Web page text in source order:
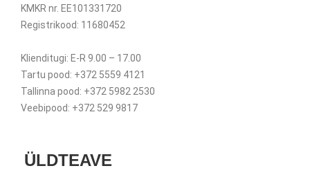
KMKR nr. EE101331720
Registrikood: 11680452
Klienditugi: E-R 9.00 – 17.00
Tartu pood: +372 5559 4121
Tallinna pood: +372 5982 2530
Veebipood: +372 529 9817
ÜLDTEAVE